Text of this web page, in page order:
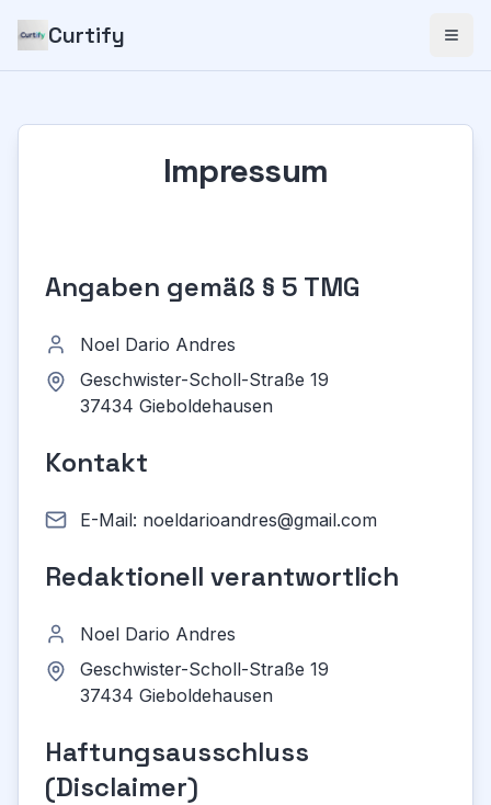
Curtify
Impressum
Angaben gemäß § 5 TMG
Noel Dario Andres
Geschwister-Scholl-Straße 19
37434 Gieboldehausen
Kontakt
E-Mail: noeldarioandres@gmail.com
Redaktionell verantwortlich
Noel Dario Andres
Geschwister-Scholl-Straße 19
37434 Gieboldehausen
Haftungsausschluss
(Disclaimer)